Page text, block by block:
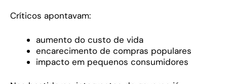
Críticos apontavam:
aumento do custo de vida
encarecimento de compras populares
impacto em pequenos consumidores